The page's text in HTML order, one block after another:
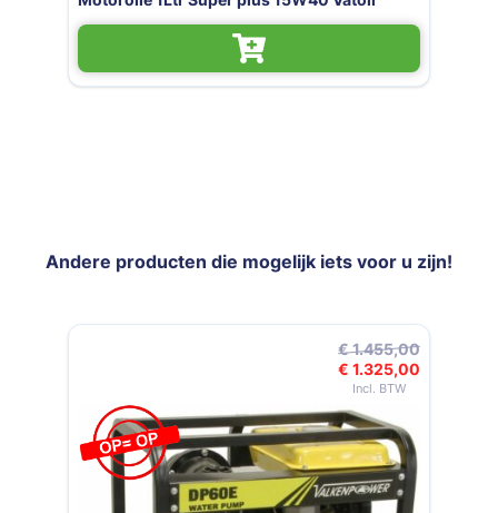
Andere producten die mogelijk iets voor u zijn!
Navigeren door de elementen van de carrousel is mogelijk met
Druk om carrousel over te slaan
€ 1.455,00
Speciale prijs
€ 1.325,00